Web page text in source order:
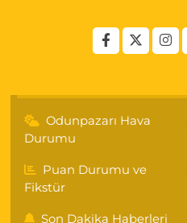
Odunpazarı Hava
Durumu
Puan Durumu ve
Fikstür
Son Dakika Haberleri